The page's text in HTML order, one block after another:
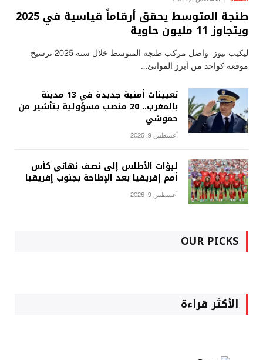
طنجة المتوسط يحقق أرقاماً قياسية في 2025
ويتجاوز 11 مليون حاوية
ليكيب نيوز واصل مركب طنجة المتوسط خلال سنة 2025 ترسيخ
موقعه كواحد من أبرز الموانئ…
تعيينات أمنية جديدة في 13 مدينة
بالمغرب.. 20 منصب مسؤولية بتأشير من
حموشي
أغسطس 9, 2026
لبؤات الأطلس إلى نصف نهائي كأس
أمم إفريقيا بعد الإطاحة بجنوب إفريقيا
أغسطس 9, 2026
OUR PICKS
الأكثر قراءة